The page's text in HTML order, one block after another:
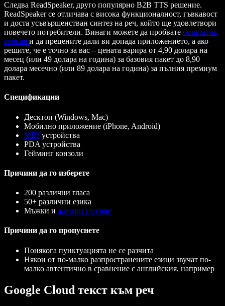
Следва ReadSpeaker, друго популярно B2B TTS решение.
ReadSpeaker се отличава с висока функционалност, гъвкавост
и доста усъвършенстван синтез на реч, който ще удовлетвори
повечето потребители. Винаги можете да пробвате безплатна
версия и да прецените дали ви допада приложението, а ако
решите, че е точно за вас – цената варира от 4,90 долара на
месец (или 49 долара на година) за базовия пакет до 8,90
долара месечно (или 89 долара на година) за пълния премиум
пакет.
Спецификации
Десктоп (Windows, Mac)
Мобилно приложение (iPhone, Android)
MP3 устройства
PDA устройства
Гейминг конзоли
Причини да го изберете
200 различни гласа
50+ различни езика
Мъжки и женски гласове
Причини да го пропуснете
Понякога пунктуацията не се разчита
Някои от по-малко разпространените езици звучат по-
малко автентично в сравнение с английския, например
Google Cloud текст към реч